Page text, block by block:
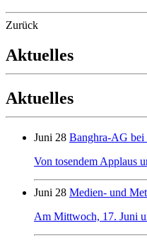
Zurück
Aktuelles
Aktuelles
Juni 28 Banghra-AG bei
Von tosendem Applaus
Juni 28 Medien- und
Am Mittwoch, 17. Juni